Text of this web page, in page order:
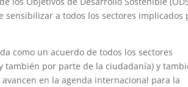
a todos los sectores implicados
como un acuerdo de todos los sectores
también por parte de la ciudadanía) y
en la agenda internacional para la